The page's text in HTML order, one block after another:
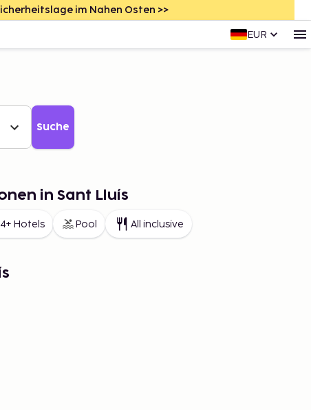
im Nahen Osten >>
EUR
Suche
in Sant Lluís
4+ Hotels Pool All inclusive